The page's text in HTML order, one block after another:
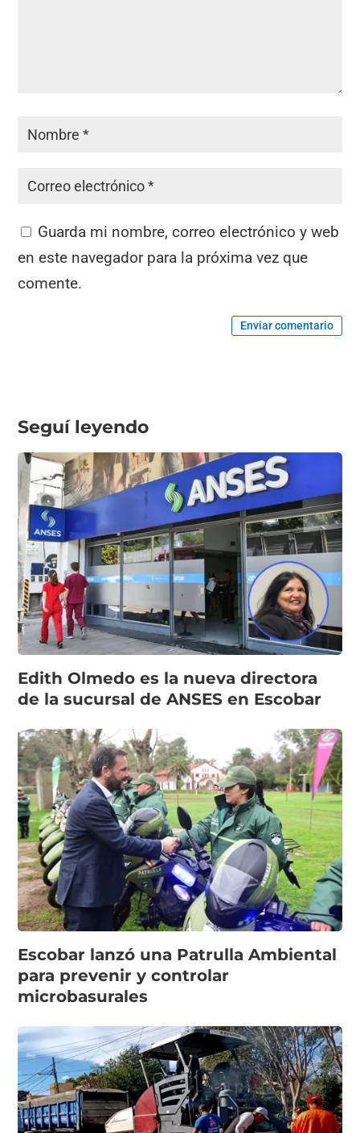
Guarda mi nombre, correo electrónico y web
en este navegador para la próxima vez que
comente.
Enviar comentario
Seguí leyendo
Edith Olmedo es la nueva directora
de la sucursal de ANSES en Escobar
Escobar lanzó una Patrulla Ambiental
para prevenir y controlar
microbasurales